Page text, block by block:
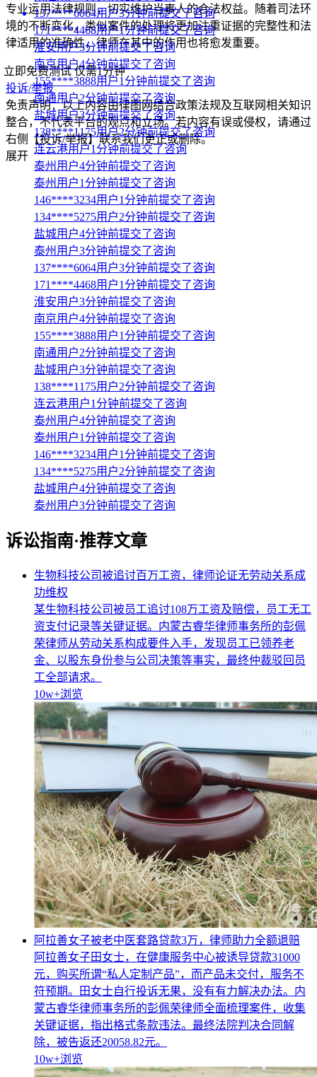
专业运用法律规则，切实维护当事人的合法权益。随着司法环
境的不断变化，类似案件的处理将更加注重证据的完整性和法
律适用的准确性，律师在其中的作用也将愈发重要。
立即免费测试仅需1分钟
投诉/举报
免责声明：以上内容由律图网结合政策法规及互联网相关知识
整合，不代表平台的观点和立场。若内容有误或侵权，请通过
右侧【投诉/举报】联系我们更正或删除。
展开
137****6064用户3分钟前提交了咨询
171****4468用户1分钟前提交了咨询
淮安用户3分钟前提交了咨询
南京用户4分钟前提交了咨询
155****3888用户1分钟前提交了咨询
南通用户2分钟前提交了咨询
盐城用户3分钟前提交了咨询
138****1175用户2分钟前提交了咨询
连云港用户1分钟前提交了咨询
泰州用户4分钟前提交了咨询
泰州用户1分钟前提交了咨询
146****3234用户1分钟前提交了咨询
134****5275用户2分钟前提交了咨询
盐城用户4分钟前提交了咨询
泰州用户3分钟前提交了咨询
137****6064用户3分钟前提交了咨询
171****4468用户1分钟前提交了咨询
淮安用户3分钟前提交了咨询
南京用户4分钟前提交了咨询
155****3888用户1分钟前提交了咨询
南通用户2分钟前提交了咨询
盐城用户3分钟前提交了咨询
138****1175用户2分钟前提交了咨询
连云港用户1分钟前提交了咨询
泰州用户4分钟前提交了咨询
泰州用户1分钟前提交了咨询
146****3234用户1分钟前提交了咨询
134****5275用户2分钟前提交了咨询
盐城用户4分钟前提交了咨询
泰州用户3分钟前提交了咨询
诉讼指南·推荐文章
生物科技公司被追讨百万工资，律师论证无劳动关系成
功维权
某生物科技公司被员工追讨108万工资及赔偿，员工无工
资支付记录等关键证据。内蒙古睿华律师事务所的彭佩
荣律师从劳动关系构成要件入手，发现员工已领养老
金、以股东身份参与公司决策等事实，最终仲裁驳回员
工全部请求。
10w+浏览
阿拉善女子被老中医套路贷款3万，律师助力全额退赔
阿拉善女子田女士，在健康服务中心被诱导贷款31000
元，购买所谓“私人定制产品”，而产品未交付，服务不
符预期。田女士自行投诉无果，没有有力解决办法。内
蒙古睿华律师事务所的彭佩荣律师全面梳理案件，收集
关键证据，指出格式条款违法。最终法院判决合同解
除，被告返还20058.82元。
10w+浏览